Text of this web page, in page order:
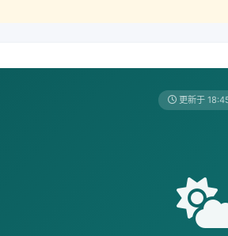
更新于